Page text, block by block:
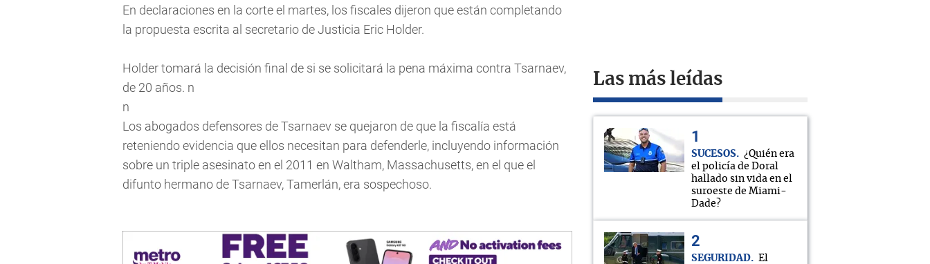
En declaraciones en la corte el martes, los fiscales dijeron que están completando
la propuesta escrita al secretario de Justicia Eric Holder.
Holder tomará la decisión final de si se solicitará la pena máxima contra Tsarnaev,
de 20 años. n
n
Los abogados defensores de Tsarnaev se quejaron de que la fiscalía está
reteniendo evidencia que ellos necesitan para defenderle, incluyendo información
sobre un triple asesinato en el 2011 en Waltham, Massachusetts, en el que el
difunto hermano de Tsarnaev, Tamerlán, era sospechoso.
Las más leídas
SUCESOS
¿Quién era
el policía de Doral
hallado sin vida en el
suroeste de Miami-
Dade?
SEGURIDAD
El